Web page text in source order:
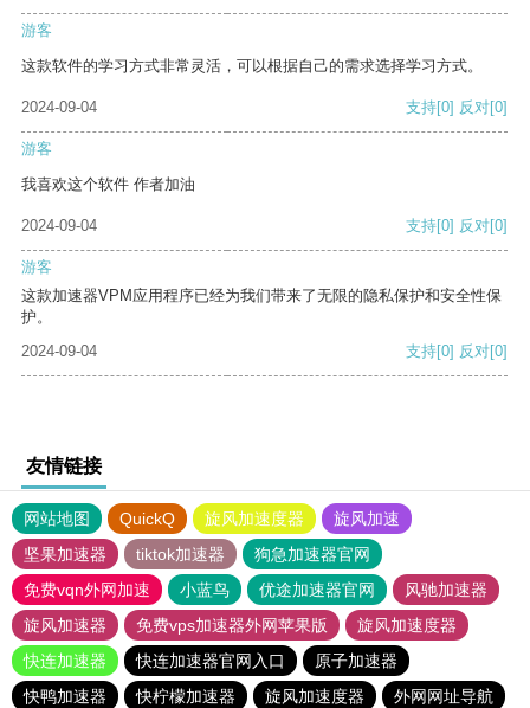
游客
这款软件的学习方式非常灵活，可以根据自己的需求选择学习方式。
2024-09-04 支持[0] 反对[0]
游客
我喜欢这个软件 作者加油
2024-09-04 支持[0] 反对[0]
游客
这款加速器VPM应用程序已经为我们带来了无限的隐私保护和安全性保
护。
2024-09-04
支持[0] 反对[0]
友情链接
网站地图 QuickQ 旋风加速度器
旋风加速
坚果加速器
tiktok加速器
狗急加速器官网
免费vqn外网加速
小蓝鸟 优途加速器官网
风驰加速器
旋风加速器
免费vps加速器外网苹果版
旋风加速度器
快连加速器
快连加速器官网入口
原子加速器
快鸭加速器
快柠檬加速器 旋风加速度器
外网网址导航